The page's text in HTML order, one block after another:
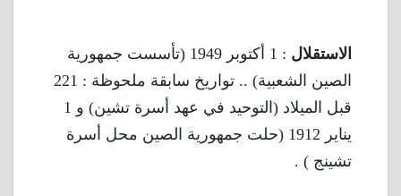
الاستقلال
: 1 أكتوبر 1949 (تأسست جمهورية
الصين الشعبية) .. تواريخ سابقة ملحوظة : 221
قبل الميلاد (التوحيد في عهد أسرة تشين) و 1
يناير 1912 (حلت جمهورية الصين محل أسرة
تشينج ) .